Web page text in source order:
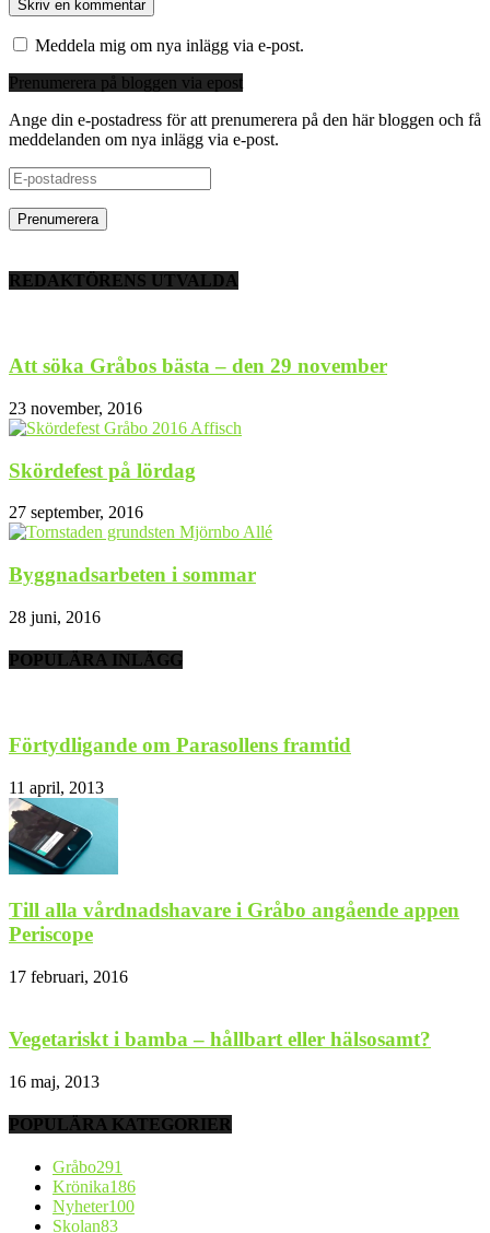
Meddela mig om nya inlägg via e-post.
Prenumerera på bloggen via epost
Ange din e-postadress för att prenumerera på den här bloggen och få
meddelanden om nya inlägg via e-post.
E-
postadress
REDAKTÖRENS UTVALDA
Att söka Gråbos bästa – den 29 november
23 november, 2016
Skördefest på lördag
27 september, 2016
Byggnadsarbeten i sommar
28 juni, 2016
POPULÄRA INLÄGG
Förtydligande om Parasollens framtid
11 april, 2013
Till alla vårdnadshavare i Gråbo angående appen
Periscope
17 februari, 2016
Vegetariskt i bamba – hållbart eller hälsosamt?
16 maj, 2013
POPULÄRA KATEGORIER
Gråbo291
Krönika186
Nyheter100
Skolan83